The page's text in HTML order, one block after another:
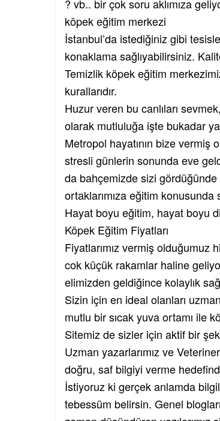
? vb.. bir çok soru aklımıza
köpek eğitim merkezi
İstanbul’da istediğiniz gibi
konaklama sağlıyabilirsiniz.
Temizlik köpek eğitim
kurallarıdır.
Huzur veren bu canlıları
olarak mutluluğa işte bukadar
Metropol hayatının bize vermiş
stresli günlerin sonunda eve
da bahçemizde sizi
ortaklarımıza eğitim
Hayat boyu eğitim, hayat boyu
Köpek Eğitim Fiyatları
Fiyatlarımız vermiş olduğumuz
cok küçük rakamlar haline
elimizden geldiğince kolaylık
Sizin için en ideal olanları
mutlu bir sıcak yuva ortamı ile
Sitemiz de sizler için aktif bir
Uzman yazarlarımız ve
doğru, saf bilgiyi verme
İstiyoruz ki gerçek anlamda
tebessüm belirsin. Genel